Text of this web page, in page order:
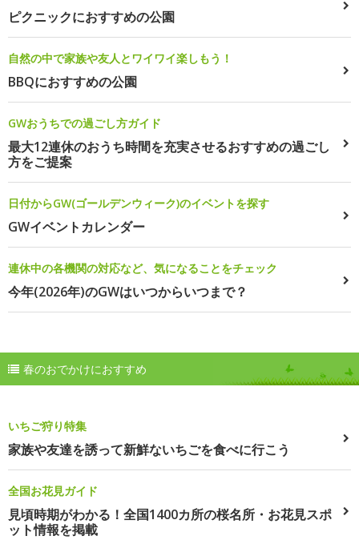
ピクニックにおすすめの公園
自然の中で家族や友人とワイワイ楽しもう！
BBQにおすすめの公園
GWおうちでの過ごし方ガイド
最大12連休のおうち時間を充実させるおすすめの過ごし
方をご提案
日付からGW(ゴールデンウィーク)のイベントを探す
GWイベントカレンダー
連休中の各機関の対応など、気になることをチェック
今年(2026年)のGWはいつからいつまで？
春のおでかけにおすすめ
いちご狩り特集
家族や友達を誘って新鮮ないちごを食べに行こう
全国お花見ガイド
見頃時期がわかる！全国1400カ所の桜名所・お花見スポ
ット情報を掲載